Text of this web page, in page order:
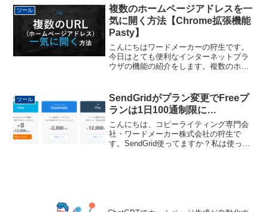
終わらず、解決しないままになったの
で、いよいよ何とかしない...
ツール
複数のホームページアドレスを一
気に開く方法【Chrome拡張機能
Pasty】
こんにちはワードメーカーの狩生です。
今日はとても便利なインターネットブラ
ウザの機能の紹介をします。複数のホー
URLが送られてきて、げんなりすること
ありますよね…クライアン...
ツール
SendGridがプラン変更でFreeプ
ランは1日100通制限に…
こんにちは、コピーライティング専門会
社・ワードメーカー株式会社の狩生で
す。SendGrid使ってますか？私は使って